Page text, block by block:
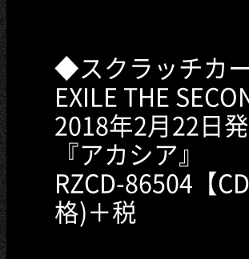
◆スクラッチカ
EXILE THE
2018年2月22日
『アカシア』
RZCD-86504【
格)＋税